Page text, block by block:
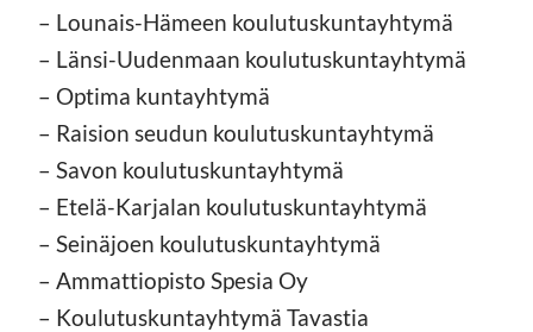
– Lounais-Hämeen koulutuskuntayhtymä
– Länsi-Uudenmaan koulutuskuntayhtymä
– Optima kuntayhtymä
– Raision seudun koulutuskuntayhtymä
– Savon koulutuskuntayhtymä
– Etelä-Karjalan koulutuskuntayhtymä
– Seinäjoen koulutuskuntayhtymä
– Ammattiopisto Spesia Oy
– Koulutuskuntayhtymä Tavastia